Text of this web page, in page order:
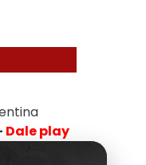
Dale play